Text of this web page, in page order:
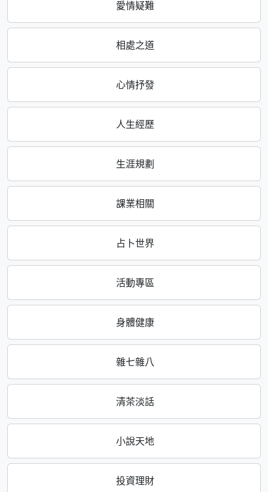
愛情疑難
相處之道
心情抒發
人生經歷
生涯規劃
課業相關
占卜世界
活動專區
身體健康
雜七雜八
清茶淡話
小說天地
投資理財